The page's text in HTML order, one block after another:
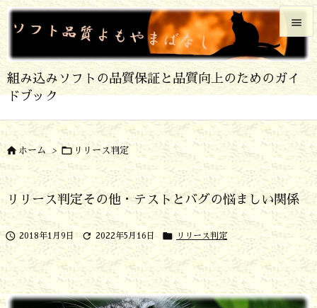
組み込みソフトの品質保証と品質向上のためのガイ
ドブック





検索
 ホーム >  リリース判定
リリース判定その他・テストとバグの悩ましい関係
 2018年1月9日  2022年5月16日  リリース判定